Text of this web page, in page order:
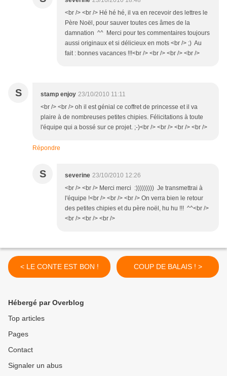
<br /> <br /> Hé hé hé, il va en recevoir des lettres le
Père Noël, pour sauver toutes ces âmes de la
damnation ^^ Merci pour tes commentaires toujours
aussi originaux et si délicieux en mots <br /> ;) Au
fait : bonnes vacances !!!<br /> <br /> <br /> <br />
S stamp enjoy 23/10/2010 11:11
<br /> <br /> oh il est génial ce coffret de princesse et il va
plaire à de nombreuses petites chipies. Félicitations à toute
l'équipe qui a bossé sur ce projet. ;-)<br /> <br /> <br /> <br />
Répondre
S severine 23/10/2010 12:26
<br /> <br /> Merci merci :))))))))) Je transmettrai à
l'équipe !<br /> <br /> <br /> On verra bien le retour
des petites chipies et du père noël, hu hu !!! ^^<br />
<br /> <br /> <br />
< LE CONTE EST BON ! COUP DE BALAIS ! >
Hébergé par Overblog
Top articles
Pages
Contact
Signaler un abus